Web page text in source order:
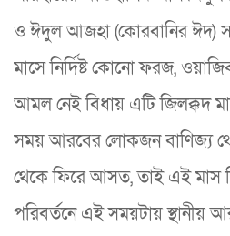
ও ঈদুল আজহা (কোরবানির ঈদ)
মাসে নির্দিষ্ট কোনো ফরজ,
আমল নেই বিধায় এটি জিলক্কদ
সময় আরবের লোকজন বাণিজ্য
থেকে ফিরে আসত, তাই এই মাস
পরিবর্তনে এই সময়টায় স্থানীয়